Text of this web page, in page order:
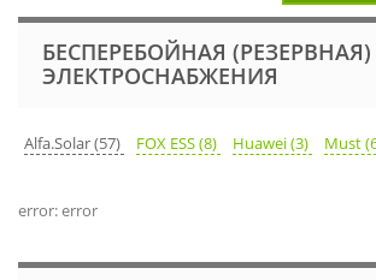
БЕСПЕРЕБОЙНАЯ
ЭЛЕКТРОСНАБЖЕНИЯ
Alfa.Solar (57) FOX ESS (8) Huawei (3) Must
error: error